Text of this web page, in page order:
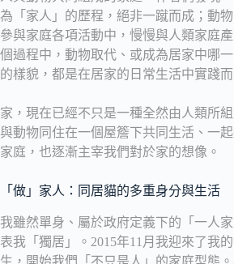
為「家人」的歷程，絕非一蹴而成；動
參與家庭各項活動中，慢慢與人類家庭
個過程中，動物取代、或成為居家中哪一
的樣貌，都是在居家的日常生活中實踐而
家，現在已經不只是一種全然由人類所
與動物同住在一個屋簷下共同生活、一
家庭，也逐漸主宰我們對於家的想像。
「做」家人：同居貓的多重身分與生活
我雖然單身、屬於政府定義下的「一人
表我「獨居」。2015年11月我迎來了我
生，開始我們「不只是人」的家庭型態